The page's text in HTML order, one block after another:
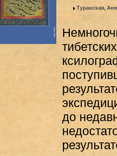
Туранская,
до